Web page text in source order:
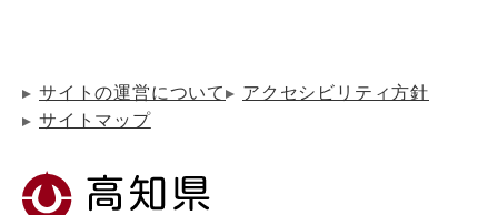
サイトの運営について
アクセシビリティ方針
サイトマップ